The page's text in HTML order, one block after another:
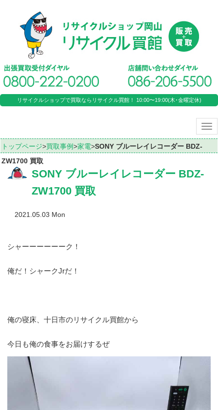
リサイクルショップで買取ならリサイクル買館！ 10:00〜19:00(木･金曜定休)
トップページ>買取事例>家電>SONY ブルーレイレコーダー BDZ-
ZW1700 買取
SONY ブルーレイレコーダー BDZ-
ZW1700 買取
2021.05.03 Mon
シャーーーーーーク！
俺だ！シャークJrだ！
俺の寝床、十日市のリサイクル買館から
今日も俺の食事をお届けするぜ